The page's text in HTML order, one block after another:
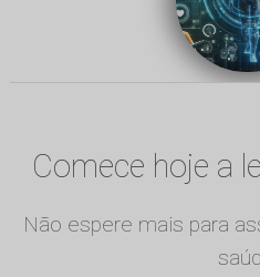
Comece hoje a
Não espere mais para